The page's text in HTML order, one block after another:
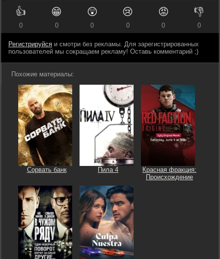
👍
0
😁
0
😲
0
😢
0
😡
0
👎
0
Регистрируйся и смотри без рекламы. Для зарегистрированных
пользователей мы сокращаем рекламу! Оставь комментарий ;)
Похожие материалы:
Сорвать банк Пила 4
Красная фракция:
Происхождение